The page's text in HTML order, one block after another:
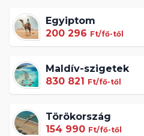
Egyiptom
200 296 Ft/fő-től
Maldív-szigetek
830 821 Ft/fő-től
Törökország
154 990 Ft/fő-től